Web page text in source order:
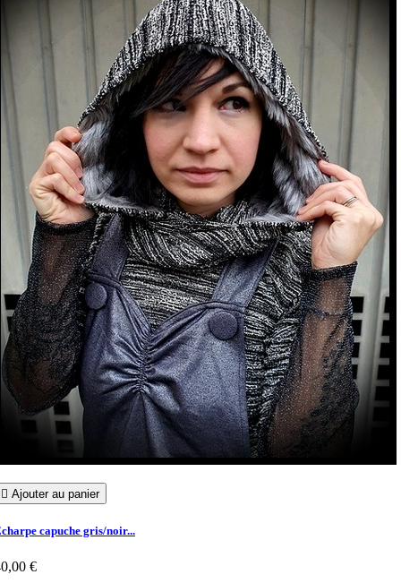
 Ajouter au panier
capuche gris/noir...
€